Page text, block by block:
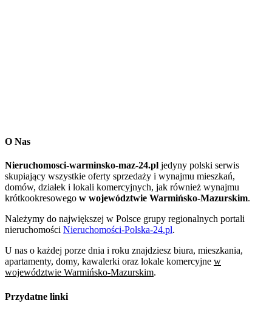
O Nas
Nieruchomosci-warminsko-maz-24.pl jedyny polski serwis
skupiający wszystkie oferty sprzedaży i wynajmu mieszkań,
domów, działek i lokali komercyjnych, jak również wynajmu
krótkookresowego w województwie Warmińsko-Mazurskim.
Należymy do największej w Polsce grupy regionalnych portali
nieruchomości Nieruchomości-Polska-24.pl.
U nas o każdej porze dnia i roku znajdziesz biura, mieszkania,
apartamenty, domy, kawalerki oraz lokale komercyjne w
województwie Warmińsko-Mazurskim.
Przydatne linki